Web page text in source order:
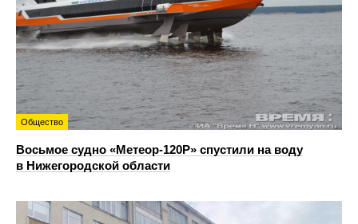
Общество
Восьмое судно «Метеор-120Р» спустили на воду
в Нижегородской области